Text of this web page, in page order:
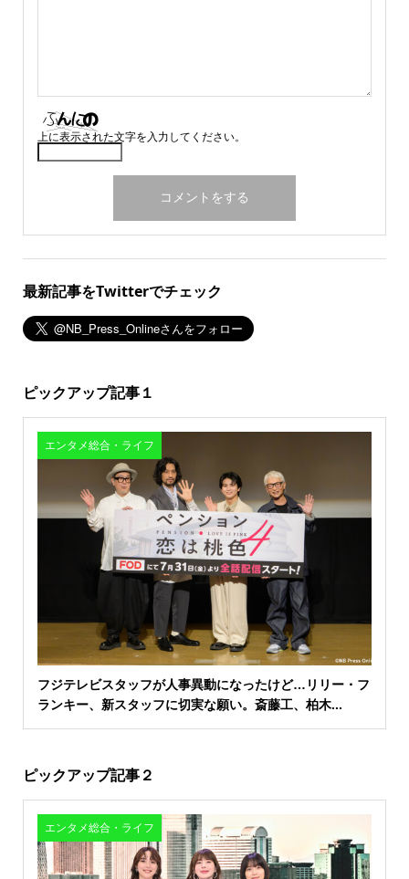
上に表示された文字を入力してください。
最新記事をTwitterでチェック
ピックアップ記事１
エンタメ総合・ライフ
フジテレビスタッフが人事異動になったけど…リリー・フ
ランキー、新スタッフに切実な願い。斎藤工、柏木...
ピックアップ記事２
エンタメ総合・ライフ